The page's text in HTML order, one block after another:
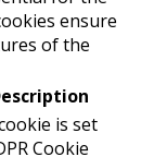
ensure
of the
is set
Cookie